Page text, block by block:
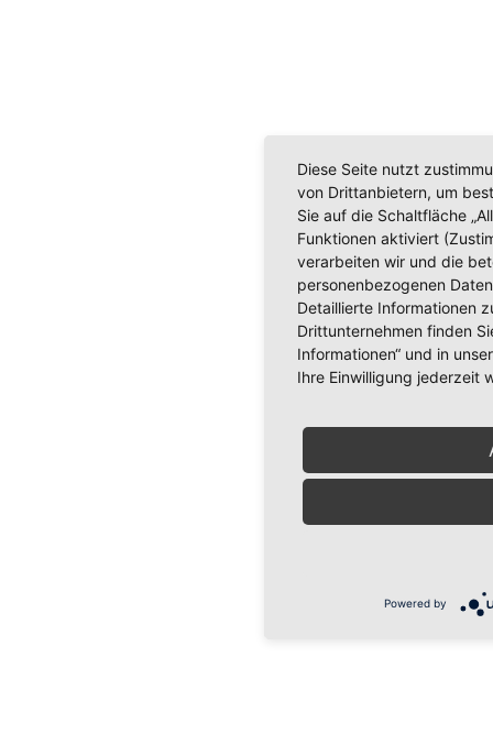
Diese Seite nutzt
von Drittanbietern, um
Sie auf die Schaltfläche
Funktionen aktiviert
verarbeiten wir und die
personenbezogenen
Detaillierte Informationen
Drittunternehmen finden
Informationen“ und in
Ihre Einwilligung jederzeit
Powered by